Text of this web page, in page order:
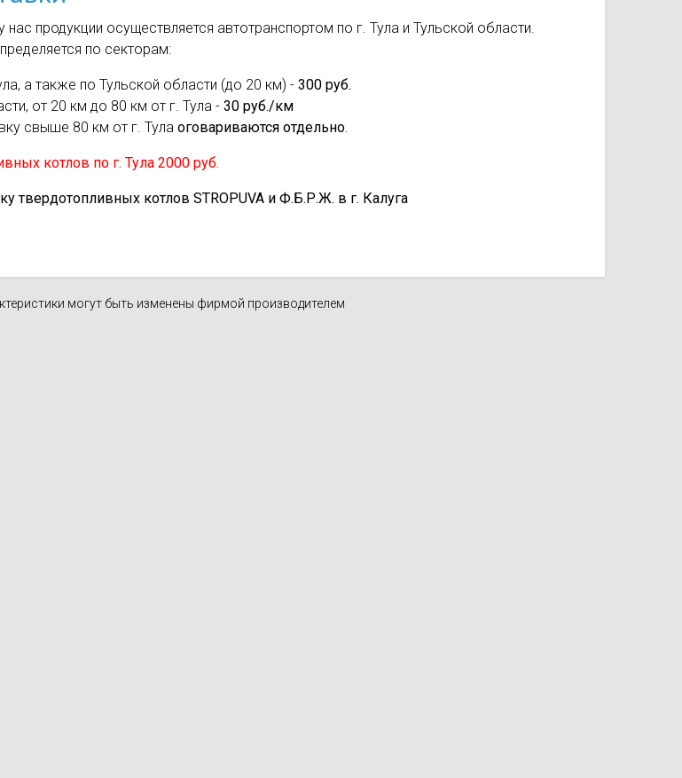
нас продукции осуществляется автотранспортом по г. Тула и Тульской области.
по секторам:
а также по Тульской области (до 20 км) - 300 руб.
от 20 км до 80 км от г. Тула - 30 руб./км
свыше 80 км от г. Тула оговариваются отдельно.
котлов по г. Тула 2000 руб.
твердотопливных котлов STROPUVA и Ф.Б.Р.Ж. в г. Калуга
могут быть изменены фирмой производителем
Cхема 12 (FN-S) - для фанкойла